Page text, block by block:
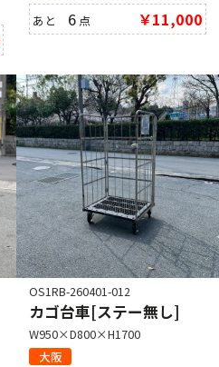
あと 6 点 ￥11,000
OS1RB-260401-012
カゴ台車[ステー無し]
W950×D800×H1700
大阪